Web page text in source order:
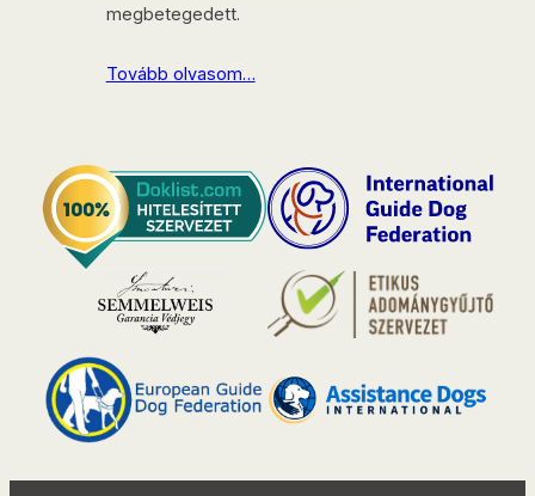
megbetegedett.
Tovább olvasom…